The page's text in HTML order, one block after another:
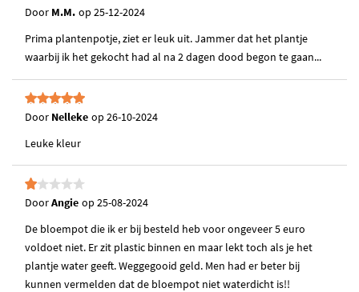
grondstof. Leeshier meer over de duurzamere keuze.
Door M.M. op 25-12-2024
Prima plantenpotje, ziet er leuk uit. Jammer dat het plantje
waarbij ik het gekocht had al na 2 dagen dood begon te gaan...
Door Nelleke op 26-10-2024
Leuke kleur
DoorAngie op 25-08-2024
De bloempot die ik er bij besteld heb voor ongeveer 5 euro
voldoet niet. Er zit plastic binnen en maar lekt toch als je het
plantje water geeft. Weggegooid geld. Men had er beter bij
kunnen vermelden dat de bloempot niet waterdicht is!!